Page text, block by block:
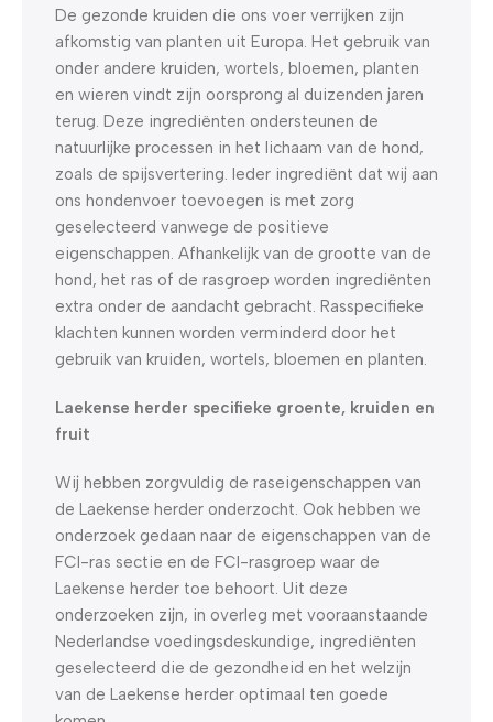
De gezonde kruiden die ons voer verrijken zijn
afkomstig van planten uit Europa. Het gebruik van
onder andere kruiden, wortels, bloemen, planten
en wieren vindt zijn oorsprong al duizenden jaren
terug. Deze ingrediënten ondersteunen de
natuurlijke processen in het lichaam van de hond,
zoals de spijsvertering. Ieder ingrediënt dat wij aan
ons hondenvoer toevoegen is met zorg
geselecteerd vanwege de positieve
eigenschappen. Afhankelijk van de grootte van de
hond, het ras of de rasgroep worden ingrediënten
extra onder de aandacht gebracht. Rasspecifieke
klachten kunnen worden verminderd door het
gebruik van kruiden, wortels, bloemen en planten.
Laekense herder specifieke groente, kruiden en
fruit
Wij hebben zorgvuldig de raseigenschappen van
de Laekense herder onderzocht. Ook hebben we
onderzoek gedaan naar de eigenschappen van de
FCI-ras sectie en de FCI-rasgroep waar de
Laekense herder toe behoort. Uit deze
onderzoeken zijn, in overleg met vooraanstaande
Nederlandse voedingsdeskundige, ingrediënten
geselecteerd die de gezondheid en het welzijn
van de Laekense herder optimaal ten goede